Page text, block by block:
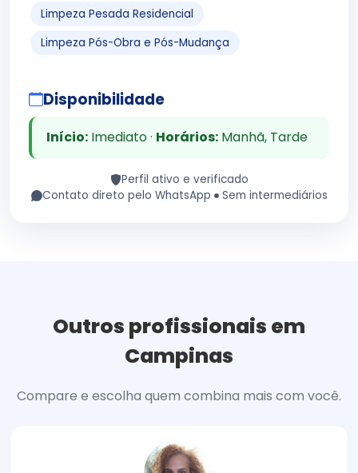
Limpeza Pesada Residencial
Limpeza Pós-Obra e Pós-Mudança
Disponibilidade
Início:Imediato · Horários:Manhã, Tarde
Perfil ativo e verificado
Contato direto pelo WhatsApp
Sem intermediários
Outros profissionais em
Campinas
Compare e escolha quem combina mais com você.